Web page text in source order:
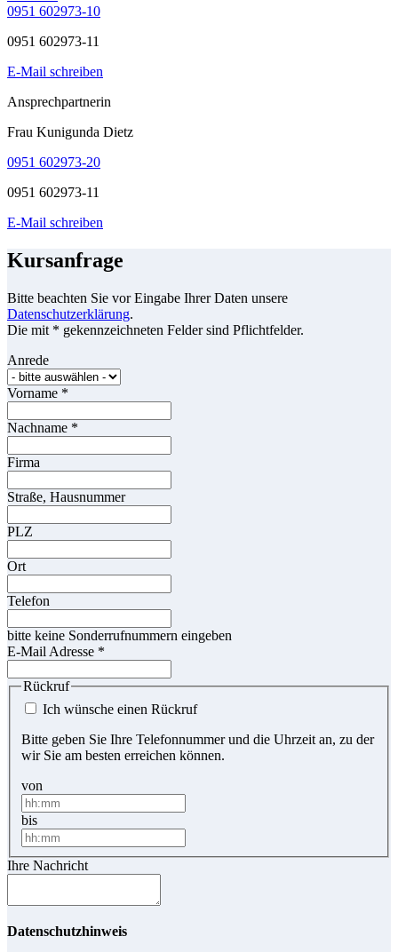
0951 602973-10
0951 602973-11
E-Mail schreiben
Ansprechpartnerin
Frau Kunigunda Dietz
0951 602973-20
0951 602973-11
E-Mail schreiben
Kursanfrage
Bitte beachten Sie vor Eingabe Ihrer Daten unsere
Datenschutzerklärung.
Die mit * gekennzeichneten Felder sind Pflichtfelder.
Anrede
Vorname *
Nachname *
Firma
Straße, Hausnummer
PLZ
Ort
Telefon
bitte keine Sonderrufnummern eingeben
E-Mail Adresse *
Rückruf
Ich wünsche einen Rückruf
Bitte geben Sie Ihre Telefonnummer und die Uhrzeit an, zu der
wir Sie am besten erreichen können.
von
bis
Ihre Nachricht
Datenschutzhinweis